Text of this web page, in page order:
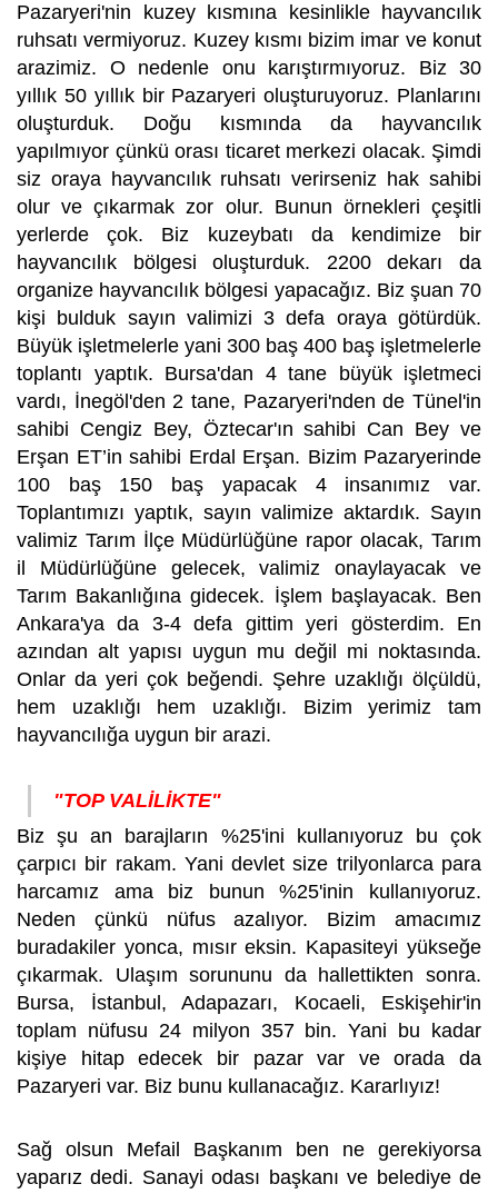
Pazaryeri'nin kuzey kısmına kesinlikle hayvancılık
ruhsatı vermiyoruz. Kuzey kısmı bizim imar ve konut
arazimiz. O nedenle onu karıştırmıyoruz. Biz 30
yıllık 50 yıllık bir Pazaryeri oluşturuyoruz. Planlarını
oluşturduk. Doğu kısmında da hayvancılık
yapılmıyor çünkü orası ticaret merkezi olacak. Şimdi
siz oraya hayvancılık ruhsatı verirseniz hak sahibi
olur ve çıkarmak zor olur. Bunun örnekleri çeşitli
yerlerde çok. Biz kuzeybatı da kendimize bir
hayvancılık bölgesi oluşturduk. 2200 dekarı da
organize hayvancılık bölgesi yapacağız. Biz şuan 70
kişi bulduk sayın valimizi 3 defa oraya götürdük.
Büyük işletmelerle yani 300 baş 400 baş işletmelerle
toplantı yaptık. Bursa'dan 4 tane büyük işletmeci
vardı, İnegöl'den 2 tane, Pazaryeri'nden de Tünel'in
sahibi Cengiz Bey, Öztecar'ın sahibi Can Bey ve
Erşan ET’in sahibi Erdal Erşan. Bizim Pazaryerinde
100 baş 150 baş yapacak 4 insanımız var.
Toplantımızı yaptık, sayın valimize aktardık. Sayın
valimiz Tarım İlçe Müdürlüğüne rapor olacak, Tarım
il Müdürlüğüne gelecek, valimiz onaylayacak ve
Tarım Bakanlığına gidecek. İşlem başlayacak. Ben
Ankara'ya da 3-4 defa gittim yeri gösterdim. En
azından alt yapısı uygun mu değil mi noktasında.
Onlar da yeri çok beğendi. Şehre uzaklığı ölçüldü,
hem uzaklığı hem uzaklığı. Bizim yerimiz tam
hayvancılığa uygun bir arazi.
"TOP VALİLİKTE"
Biz şu an barajların %25'ini kullanıyoruz bu çok
çarpıcı bir rakam. Yani devlet size trilyonlarca para
harcamız ama biz bunun %25'inin kullanıyoruz.
Neden çünkü nüfus azalıyor. Bizim amacımız
buradakiler yonca, mısır eksin. Kapasiteyi yükseğe
çıkarmak. Ulaşım sorununu da hallettikten sonra.
Bursa, İstanbul, Adapazarı, Kocaeli, Eskişehir'in
toplam nüfusu 24 milyon 357 bin. Yani bu kadar
kişiye hitap edecek bir pazar var ve orada da
Pazaryeri var. Biz bunu kullanacağız. Kararlıyız!
Sağ olsun Mefail Başkanım ben ne gerekiyorsa
yaparız dedi. Sanayi odası başkanı ve belediye de